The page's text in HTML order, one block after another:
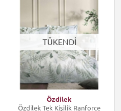
TÜKENDİ
Özdilek
Özdilek Tek Kişilik Ranforce